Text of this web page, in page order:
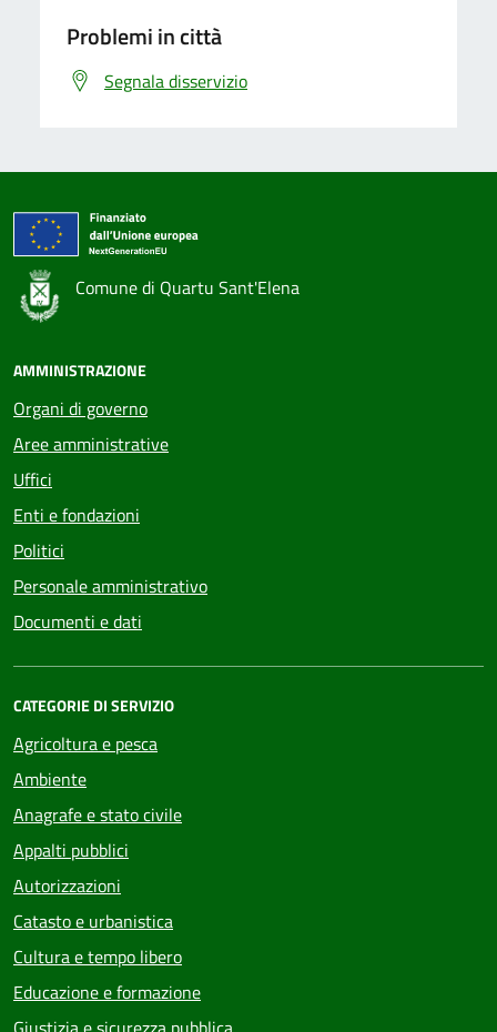
Problemi in città
Segnala disservizio
Comune di Quartu Sant'Elena
AMMINISTRAZIONE
Organi di governo
Aree amministrative
Uffici
Enti e fondazioni
Politici
Personale amministrativo
Documenti e dati
CATEGORIE DI SERVIZIO
Agricoltura e pesca
Ambiente
Anagrafe e stato civile
Appalti pubblici
Autorizzazioni
Catasto e urbanistica
Cultura e tempo libero
Educazione e formazione